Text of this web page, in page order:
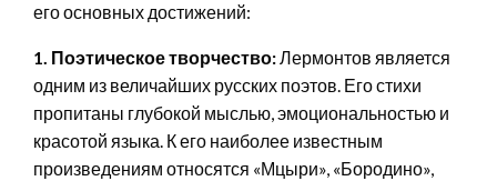
его основных достижений:
1. Поэтическое творчество:Лермонтов является
одним из величайших русских поэтов. Его стихи
пропитаны глубокой мыслью, эмоциональностью и
красотой языка. К его наиболее известным
произведениям относятся «Мцыри», «Бородино»,